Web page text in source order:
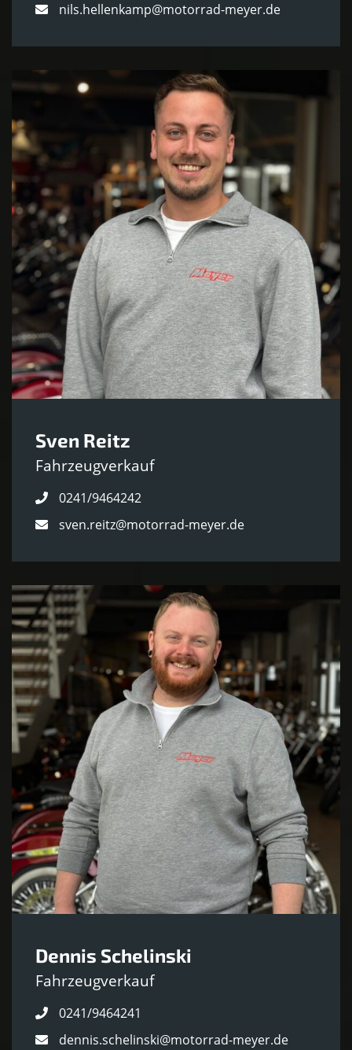
nils.hellenkamp@motorrad-meyer.de
Sven Reitz
Fahrzeugverkauf
0241/9464242
sven.reitz@motorrad-meyer.de
Dennis Schelinski
Fahrzeugverkauf
0241/9464241
dennis.schelinski@motorrad-meyer.de